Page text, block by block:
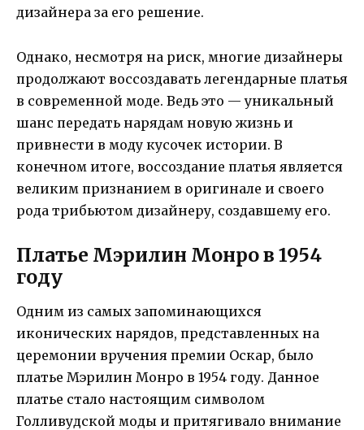
дизайнера за его решение.
Однако, несмотря на риск, многие дизайнеры
продолжают воссоздавать легендарные платья
в современной моде. Ведь это — уникальный
шанс передать нарядам новую жизнь и
привнести в моду кусочек истории. В
конечном итоге, воссоздание платья является
великим признанием в оригинале и своего
рода трибьютом дизайнеру, создавшему его.
Платье Мэрилин Монро в 1954
году
Одним из самых запоминающихся
иконических нарядов, представленных на
церемонии вручения премии Оскар, было
платье Мэрилин Монро в 1954 году. Данное
платье стало настоящим символом
Голливудской моды и притягивало внимание